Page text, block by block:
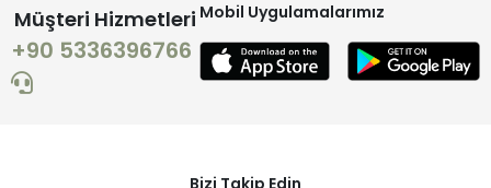
Müşteri Hizmetleri
+90 5336396766
Mobil Uygulamalarımız